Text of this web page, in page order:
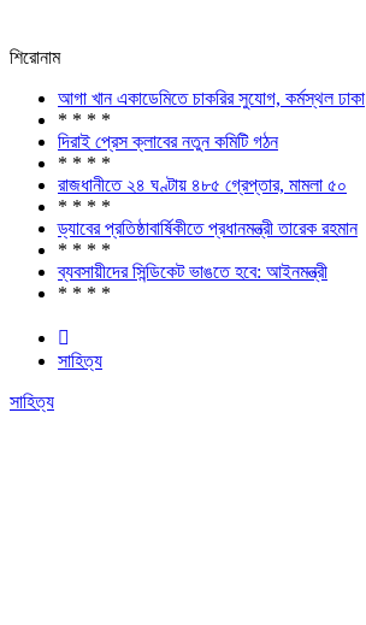
শিরোনাম
আগা খান একাডেমিতে চাকরির সুযোগ, কর্মস্থল ঢাকা
* * * *
দিরাই প্রেস ক্লাবের নতুন কমিটি গঠন
* * * *
রাজধানীতে ২৪ ঘণ্টায় ৪৮৫ গ্রেপ্তার, মামলা ৫০
* * * *
ড্যাবের প্রতিষ্ঠাবার্ষিকীতে প্রধানমন্ত্রী তারেক রহমান
* * * *
ব্যবসায়ীদের সিন্ডিকেট ভাঙতে হবে: আইনমন্ত্রী
* * * *
সাহিত্য
সাহিত্য